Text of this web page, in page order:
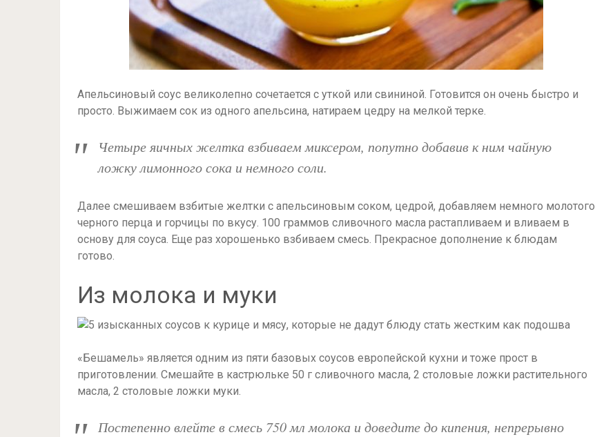
Апельсиновый соус великолепно сочетается с уткой или свининой. Готовится он очень быстро и
просто. Выжимаем сок из одного апельсина, натираем цедру на мелкой терке.
Четыре яичных желтка взбиваем миксером, попутно добавив к ним чайную
ложку лимонного сока и немного соли.
Далее смешиваем взбитые желтки с апельсиновым соком, цедрой, добавляем немного молотого
черного перца и горчицы по вкусу. 100 граммов сливочного масла растапливаем и вливаем в
основу для соуса. Еще раз хорошенько взбиваем смесь. Прекрасное дополнение к блюдам
готово.
Из молока и муки
«Бешамель» является одним из пяти базовых соусов европейской кухни и тоже прост в
приготовлении. Смешайте в кастрюльке 50 г сливочного масла, 2 столовые ложки растительного
масла, 2 столовые ложки муки.
Постепенно влейте в смесь 750 мл молока и доведите до кипения, непрерывно